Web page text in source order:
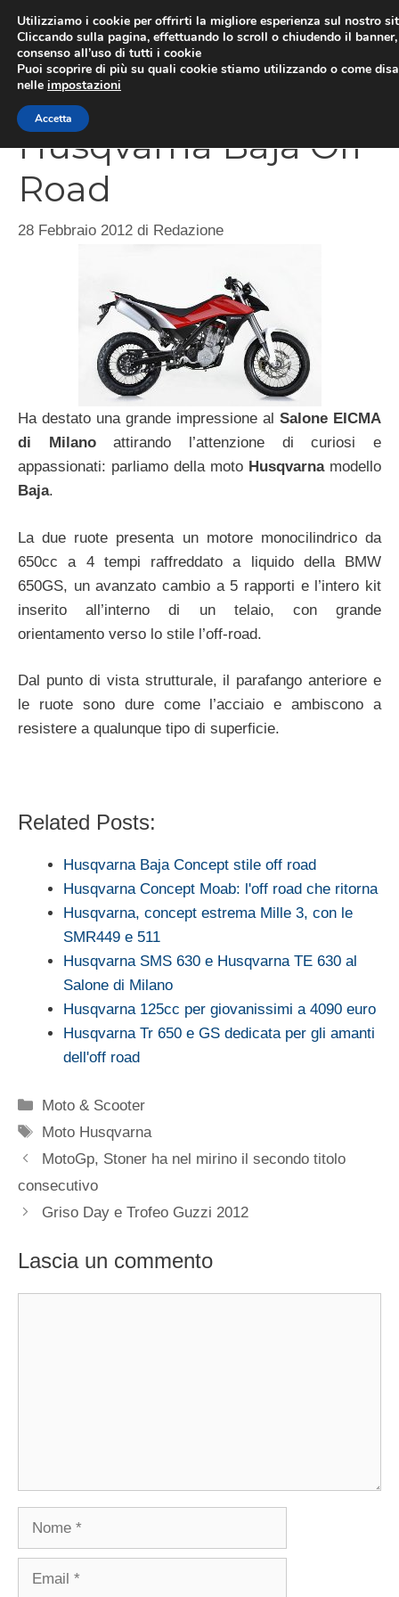
contenuto
Husqvarna Baja Off
Road
28 Febbraio 2012 di Redazione
Ha destato una grande impressione al Salone EICMA
di Milanoattirando l’attenzione di curiosi e
appassionati: parliamo della moto Husqvarna modello
Baja.
La due ruote presenta un motore monocilindrico da
650cc a 4 tempi raffreddato a liquido della BMW
650GS, un avanzato cambio a 5 rapporti e l’intero kit
inserito all’interno di un telaio, con grande
orientamento verso lo stile l’off-road.
Dal punto di vista strutturale, il parafango anteriore e
le ruote sono dure come l’acciaio e ambiscono a
resistere a qualunque tipo di superficie.
Related Posts:
Husqvarna Baja Concept stile off road
Husqvarna Concept Moab: l'off road che ritorna
Husqvarna, concept estrema Mille 3, con le
SMR449 e 511
Husqvarna SMS 630 e Husqvarna TE 630 al
Salone di Milano
Husqvarna 125cc per giovanissimi a 4090 euro
Husqvarna Tr 650 e GS dedicata per gli amanti
dell'off road
Categorie
Moto & Scooter
Tag
Moto Husqvarna
MotoGp, Stoner ha nel mirino il secondo titolo
consecutivo
Griso Day e Trofeo Guzzi 2012
Lascia un commento
Nome
Email
Utilizziamo i cookie per offrirti la migliore esperienza sul nostro
Cliccando sulla pagina, effettuando lo scroll o chiudendo il
consenso all’uso di tutti i cookie
Puoi scoprire di più su quali cookie stiamo utilizzando o come
nelle impostazioni
Accetta